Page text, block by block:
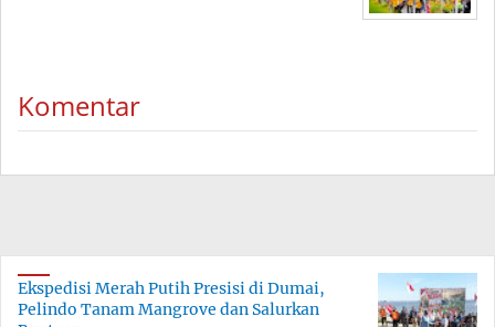
Komentar
Ekspedisi Merah Putih Presisi di Dumai,
Pelindo Tanam Mangrove dan Salurkan